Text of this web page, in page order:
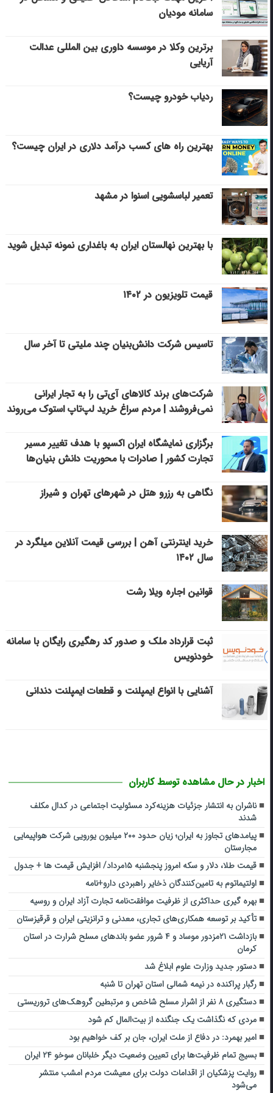
سامانه مودیان
برترین وکلا در موسسه داوری بین المللی عدالت
آریایی
ردیاب خودرو چیست؟
بهترین راه های کسب درآمد دلاری در ایران چیست؟
تعمیر لباسشویی اسنوا در مشهد
با بهترین نهالستان ایران به باغداری نمونه تبدیل شوید
قیمت تلویزیون در ۱۴۰۲
تاسیس شرکت دانش‌بنیان چند ملیتی تا آخر سال
شرکت‌های برند کالاهای آی‌تی را به تجار ایرانی
نمی‌فروشند | مردم سراغ خرید لپ‌تاپ استوک می‌روند
برگزاری نمایشگاه ایران اکسپو با هدف تغییر مسیر
تجارت کشور | صادرات با محوریت دانش بنیان‌ها
نگاهی به رزرو هتل در شهرهای تهران و شیراز
خرید اینترنتی آهن | بررسی قیمت آنلاین میلگرد در
سال ۱۴۰۲
قوانین اجاره ویلا رشت
ثبت قرارداد ملک و صدور کد رهگیری رایگان با سامانه
خودنویس
آشنایی با انواع ایمپلنت و قطعات ایمپلنت دندانی
اخبار در حال مشاهده توسط کاربران
ناشران به انتشار جزئیات هزینه‌کرد مسئولیت اجتماعی در کدال مکلف
شدند
پیامدهای تجاوز به ایران؛ زیان حدود ۲۰۰ میلیون یورویی شرکت هواپیمایی
مجارستان
قیمت طلا، دلار و سکه امروز پنجشنبه ۱۵مرداد/ افزایش قیمت ها + جدول
اولتیماتوم به تامین‌کنندگان ذخایر راهبردی دارو+نامه
بهره گیری حداکثری از ظرفیت موافقت‌نامه تجارت آزاد ایران و روسیه
تأکید بر توسعه همکاری‌های تجاری، معدنی و ترانزیتی ایران و قرقیزستان
بازداشت ۲۱مزدور موساد و ۴ شرور عضو باندهای مسلح شرارت در استان
کرمان
دستور جدید وزارت علوم ابلاغ شد
رگبار پراکنده در نیمه شمالی استان تهران تا شنبه
دستگیری ۸ نفر از اشرار مسلح شاخص و مرتبطین گروهک‌های تروریستی
مردی که نگذاشت یک جنگنده از بیت‌المال کم شود
امیر بهمرد: در دفاع از ملت ایران، جان بر کف خواهیم بود
بسیج تمام ظرفیت‌ها برای تعیین وضعیت دیگر خلبانان سوخو ۲۴ ایران
روایت پزشکیان از اقدامات دولت برای معیشت مردم امشب منتشر
می‌شود